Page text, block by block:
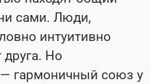
сами. Люди,
интуитивно
друга. Но
— гармоничный союз у